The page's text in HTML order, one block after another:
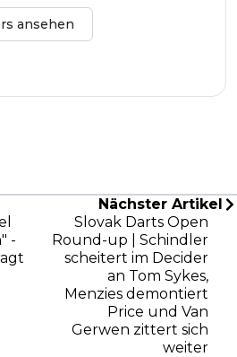
ansehen
-
Nächster Artikel
Slovak Darts Open
Round-up | Schindler
scheitert im Decider
an Tom Sykes,
Menzies demontiert
Price und Van
Gerwen zittert sich
weiter